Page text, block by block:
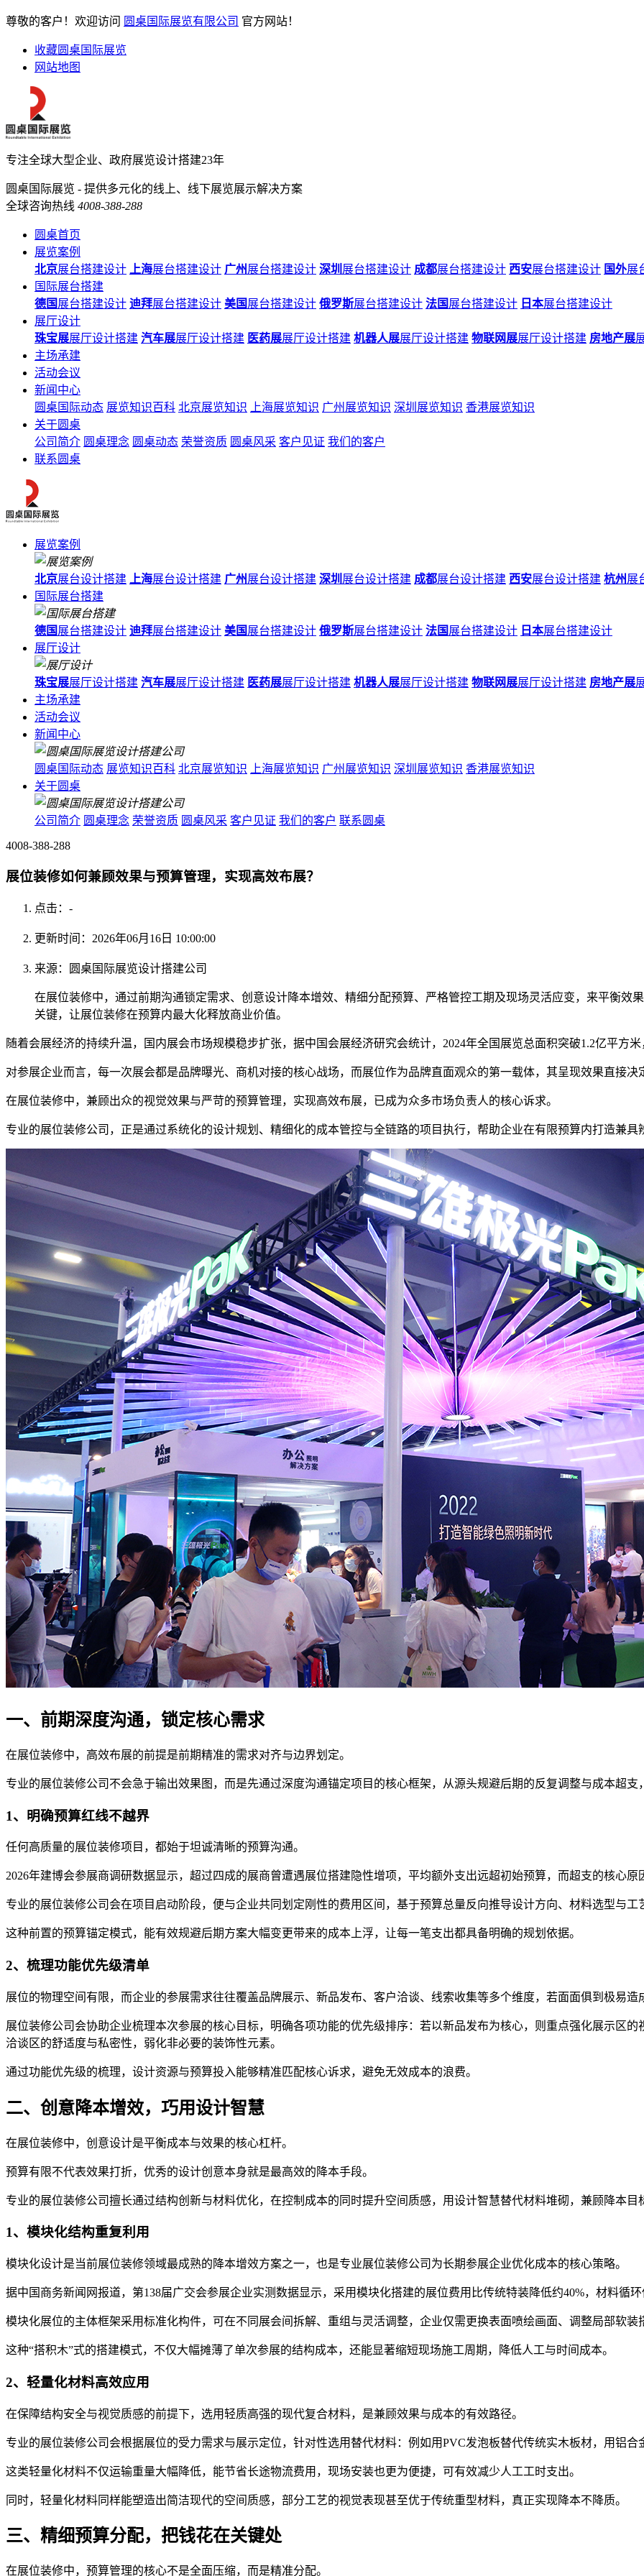
尊敬的客户！欢迎访问 圆桌国际展览有限公司 官方网站！
收藏圆桌国际展览
网站地图
专注全球大型企业、政府展览设计搭建23年
圆桌国际展览 - 提供多元化的线上、线下展览展示解决方案
全球咨询热线 4008-388-288
圆桌首页
展览案例
北京展台搭建设计 上海展台搭建设计 广州展台搭建设计 深圳 展台搭建设计 成都展台搭建设计 西安展台搭建设计 国外展
国际展台搭建
德国 展台搭建设计 迪拜展台搭建设计 美国 展台搭建设计 俄罗斯展台搭建设计 法国 展台搭建设计 日本展台搭建设计
展厅设计
珠宝展展厅设计搭建 汽车展展厅设计搭建 医药展展厅设计搭建 机器人展展厅设计搭建 物联网展展厅设计搭建 房地产展
主场承建
活动会议
新闻中心
圆桌国际动态 展览知识百科 北京展览知识 上海展览知识 广州展览知识 深圳展览知识 香港展览知识
关于圆桌
公司简介 圆桌理念 圆桌动态 荣誉资质 圆桌风采 客户见证 我们的客户
联系圆桌
展览案例
北京展台设计搭建 上海展台设计搭建 广州展台设计搭建 深圳 展台设计搭建 成都展台设计搭建 西安展台设计搭建 杭州展
国际展台搭建
德国 展台搭建设计 迪拜展台搭建设计 美国 展台搭建设计 俄罗斯展台搭建设计 法国 展台搭建设计 日本展台搭建设计
展厅设计
珠宝展展厅设计搭建 汽车展展厅设计搭建 医药展展厅设计搭建 机器人展展厅设计搭建 物联网展展厅设计搭建 房地产展
主场承建
活动会议
新闻中心
圆桌国际动态 展览知识百科 北京展览知识 上海展览知识 广州展览知识 深圳展览知识 香港展览知识
关于圆桌
公司简介 圆桌理念 荣誉资质 圆桌风采 客户见证 我们的客户 联系圆桌
4008-388-288
展位装修如何兼顾效果与预算管理，实现高效布展？
点击： -
更新时间：2026年06月16日 10:00:00
来源：圆桌国际展览设计搭建公司
在展位装修中，通过前期沟通锁定需求、创意设计降本增效、精细分配预算、严格管控工期及现场灵活应变，来平衡效
关键，让展位装修在预算内最大化释放商业价值。
随着会展经济的持续升温，国内展会市场规模稳步扩张，据中国会展经济研究会统计，2024年全国展览总面积突破1.2亿平方米
对参展企业而言，每一次展会都是品牌曝光、商机对接的核心战场，而展位作为品牌直面观众的第一载体，其呈现效果直接决
在展位装修中，兼顾出众的视觉效果与严苛的预算管理，实现高效布展，已成为众多市场负责人的核心诉求。
专业的展位装修公司，正是通过系统化的设计规划、精细化的成本管控与全链路的项目执行，帮助企业在有限预算内打造兼具
一、前期深度沟通，锁定核心需求
在展位装修中，高效布展的前提是前期精准的需求对齐与边界划定。
专业的展位装修公司不会急于输出效果图，而是先通过深度沟通锚定项目的核心框架，从源头规避后期的反复调整与成本超支
1、明确预算红线不越界
任何高质量的展位装修项目，都始于坦诚清晰的预算沟通。
2026年建博会参展商调研数据显示，超过四成的展商曾遭遇展位搭建隐性增项，平均额外支出远超初始预算，而超支的核心原
专业的展位装修公司会在项目启动阶段，便与企业共同划定刚性的费用区间，基于预算总量反向推导设计方向、材料选型与工
这种前置的预算锚定模式，能有效规避后期方案大幅变更带来的成本上浮，让每一笔支出都具备明确的规划依据。
2、梳理功能优先级清单
展位的物理空间有限，而企业的参展需求往往覆盖品牌展示、新品发布、客户洽谈、线索收集等多个维度，若面面俱到极易造
展位装修公司会协助企业梳理本次参展的核心目标，明确各项功能的优先级排序：若以新品发布为核心，则重点强化展示区
洽谈区的舒适度与私密性，弱化非必要的装饰性元素。
通过功能优先级的梳理，设计资源与预算投入能够精准匹配核心诉求，避免无效成本的浪费。
二、创意降本增效，巧用设计智慧
在展位装修中，创意设计是平衡成本与效果的核心杠杆。
预算有限不代表效果打折，优秀的设计创意本身就是最高效的降本手段。
专业的展位装修公司擅长通过结构创新与材料优化，在控制成本的同时提升空间质感，用设计智慧替代材料堆砌，兼顾降本目
1、模块化结构重复利用
模块化设计是当前展位装修领域最成熟的降本增效方案之一，也是专业展位装修公司为长期参展企业优化成本的核心策略。
据中国商务新闻网报道，第138届广交会参展企业实测数据显示，采用模块化搭建的展位费用比传统特装降低约40%，材料循环
模块化展位的主体框架采用标准化构件，可在不同展会间拆解、重组与灵活调整，企业仅需更换表面喷绘画面、调整局部软装
这种“搭积木”式的搭建模式，不仅大幅摊薄了单次参展的结构成本，还能显著缩短现场施工周期，降低人工与时间成本。
2、轻量化材料高效应用
在保障结构安全与视觉质感的前提下，选用轻质高强的现代复合材料，是兼顾效果与成本的有效路径。
专业的展位装修公司会根据展位的受力需求与展示定位，针对性选用替代材料：例如用PVC发泡板替代传统实木板材，用铝合
这类轻量化材料不仅运输重量大幅降低，能节省长途物流费用，现场安装也更为便捷，可有效减少人工工时支出。
同时，轻量化材料同样能塑造出简洁现代的空间质感，部分工艺的视觉表现甚至优于传统重型材料，真正实现降本不降质。
三、精细预算分配，把钱花在关键处
在展位装修中，预算管理的核心不是全面压缩，而是精准分配。